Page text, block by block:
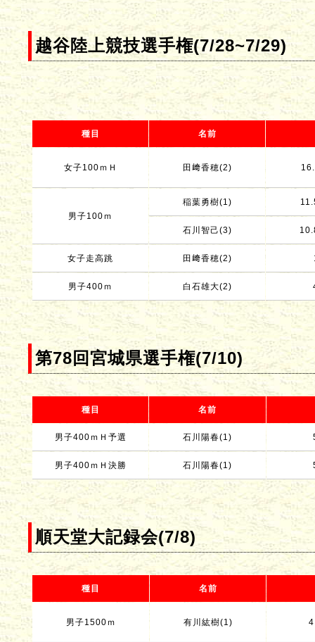
越谷陸上競技選手権(7/28~7/29)
種目 名前
女子100ｍＨ 田﨑香穂(2)
男子100ｍ
稲葉勇樹(1)
石川智己(3)
女子走高跳 田﨑香穂(2)
男子400ｍ 白石雄大(2)
第78回宮城県選手権(7/10)
種目 名前
男子400ｍＨ予選 石川陽春(1)
男子400ｍＨ決勝 石川陽春(1)
順天堂大記録会(7/8)
種目 名前
男子1500ｍ 有川紘樹(1)